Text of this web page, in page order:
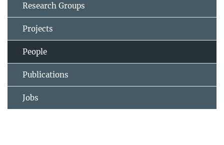
Research Groups
Projects
People
Publications
Jobs